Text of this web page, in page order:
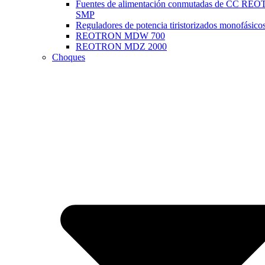
Fuentes de alimentación conmutadas de CC
SMP
Reguladores de potencia tiristorizados
REOTRON MDW 700
REOTRON MDZ 2000
Choques